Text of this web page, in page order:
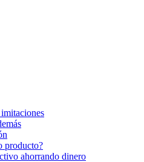
producto?
ahorrando dinero